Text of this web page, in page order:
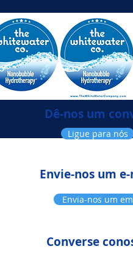
Dê-nos um
Ligue para nós
Envie-nos um
Envia-nos um
Converse